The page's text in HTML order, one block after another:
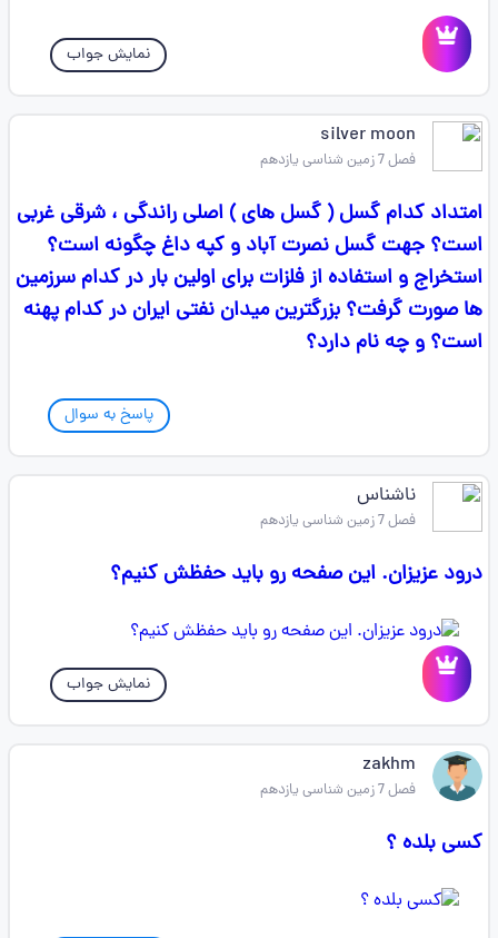
نمایش جواب
silver moon
فصل 7 زمین شناسی یازدهم
امتداد‌ کدام‌ گسل ( گسل های ) اصلی راندگی ، شرقی غربی
است؟ جهت گسل نصرت آباد و کپه داغ چگونه است؟
استخراج‌ و‌ استفاده از فلزات برای اولین بار در کدام سرزمین
ها صورت گرفت؟ بزرگترین میدان نفتی ایران در کدام پهنه
است؟ و چه نام دارد؟
پاسخ به سوال
ناشناس
فصل 7 زمین شناسی یازدهم
درود عزیزان. این صفحه رو باید حفظش کنیم؟
نمایش جواب
zakhm
فصل 7 زمین شناسی یازدهم
کسی بلده ؟